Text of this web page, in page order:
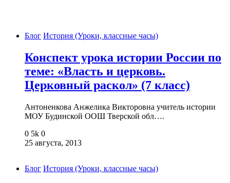
Блог История (Уроки, классные часы)
Конспект урока истории России по
теме: «Власть и церковь.
Церковный раскол» (7 класс)
Антоненкова Анжелика Викторовна учитель истории
МОУ Будинской ООШ Тверской обл….
0 5k 0
25 августа, 2013
Блог История (Уроки, классные часы)